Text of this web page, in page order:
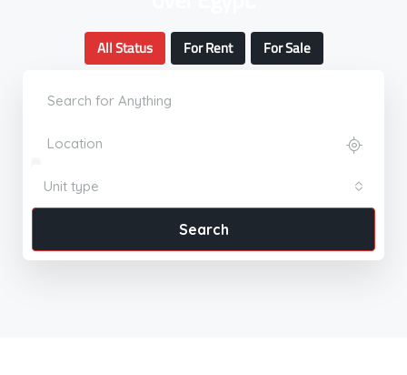
All Status For Rent For Sale
Unit type
Search